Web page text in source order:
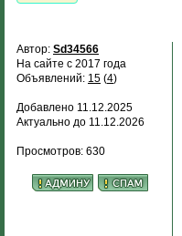
Автор: Sd34566
На сайте с 2017 года
Объявлений: 15 (4)
Добавлено 11.12.2025
Актуально до 11.12.2026
Просмотров: 630